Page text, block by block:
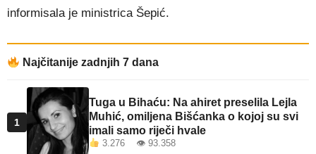
informisala je ministrica Šepić.
Najčitanije zadnjih 7 dana
1
Tuga u Bihaću: Na ahiret preselila Lejla
Muhić, omiljena Bišćanka o kojoj su svi
imali samo riječi hvale
3.276 👁 93.358